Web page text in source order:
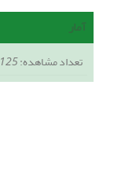
آمار
تعداد مشاهده:125